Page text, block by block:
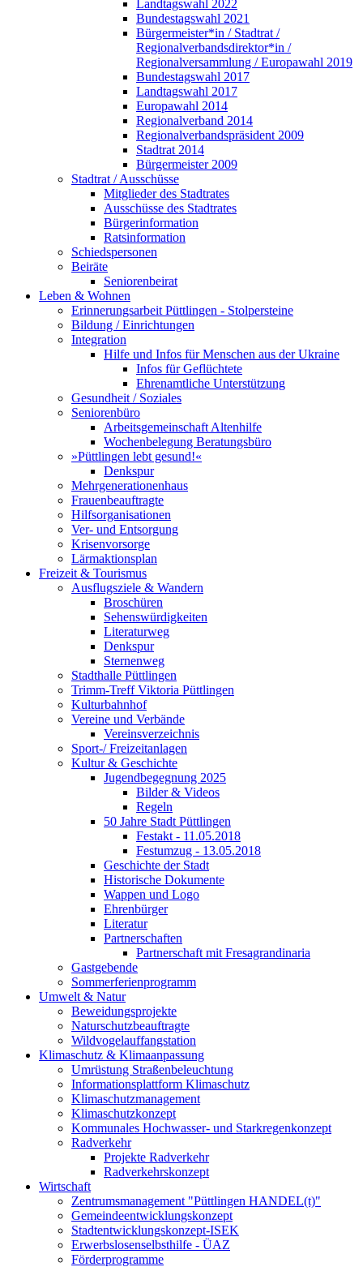
Landtagswahl 2022
Bundestagswahl 2021
Bürgermeister*in / Stadtrat /
Regionalverbandsdirektor*in /
Regionalversammlung / Europawahl 2019
Bundestagswahl 2017
Landtagswahl 2017
Europawahl 2014
Regionalverband 2014
Regionalverbandspräsident 2009
Stadtrat 2014
Bürgermeister 2009
Stadtrat / Ausschüsse
Mitglieder des Stadtrates
Ausschüsse des Stadtrates
Bürgerinformation
Ratsinformation
Schiedspersonen
Beiräte
Seniorenbeirat
Leben & Wohnen
Erinnerungsarbeit Püttlingen - Stolpersteine
Bildung / Einrichtungen
Integration
Hilfe und Infos für Menschen aus der Ukraine
Infos für Geflüchtete
Ehrenamtliche Unterstützung
Gesundheit / Soziales
Seniorenbüro
Arbeitsgemeinschaft Altenhilfe
Wochenbelegung Beratungsbüro
»Püttlingen lebt gesund!«
Denkspur
Mehrgenerationenhaus
Frauenbeauftragte
Hilfsorganisationen
Ver- und Entsorgung
Krisenvorsorge
Lärmaktionsplan
Freizeit & Tourismus
Ausflugsziele & Wandern
Broschüren
Sehenswürdigkeiten
Literaturweg
Denkspur
Sternenweg
Stadthalle Püttlingen
Trimm-Treff Viktoria Püttlingen
Kulturbahnhof
Vereine und Verbände
Vereinsverzeichnis
Sport-/ Freizeitanlagen
Kultur & Geschichte
Jugendbegegnung 2025
Bilder & Videos
Regeln
50 Jahre Stadt Püttlingen
Festakt - 11.05.2018
Festumzug - 13.05.2018
Geschichte der Stadt
Historische Dokumente
Wappen und Logo
Ehrenbürger
Literatur
Partnerschaften
Partnerschaft mit Fresagrandinaria
Gastgebende
Sommerferienprogramm
Umwelt & Natur
Beweidungsprojekte
Naturschutzbeauftragte
Wildvogelauffangstation
Klimaschutz & Klimaanpassung
Umrüstung Straßenbeleuchtung
Informationsplattform Klimaschutz
Klimaschutzmanagement
Klimaschutzkonzept
Kommunales Hochwasser- und Starkregenkonzept
Radverkehr
Projekte Radverkehr
Radverkehrskonzept
Wirtschaft
Zentrumsmanagement "Püttlingen HANDEL(t)"
Gemeindeentwicklungskonzept
Stadtentwicklungskonzept-ISEK
Erwerbslosenselbsthilfe - ÜAZ
Förderprogramme